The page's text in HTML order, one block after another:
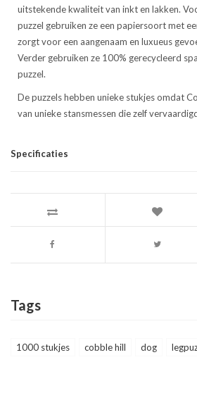
uitstekende kwaliteit van inkt en lakken.
puzzel gebruiken ze een papiersoort met
zorgt voor een aangenaam en luxueus
Verder gebruiken ze 100% gerecycleerd
puzzel.
De puzzels hebben unieke stukjes omdat
van unieke stansmessen die zelf
Specificaties
Tags
1000 stukjes cobble hill dog